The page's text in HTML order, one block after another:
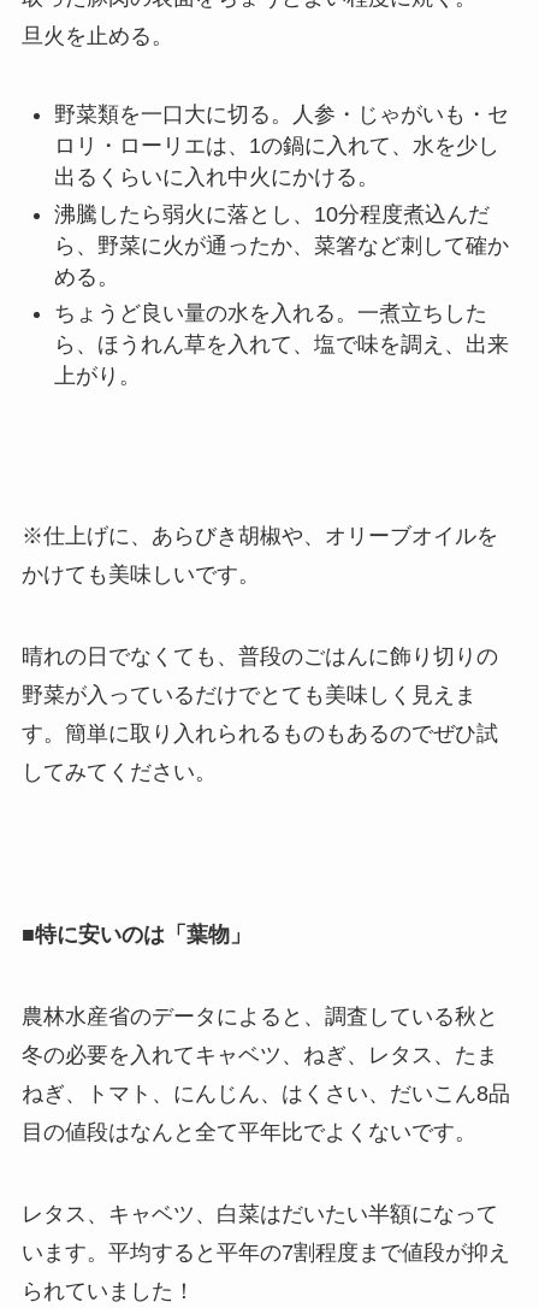
旦火を止める。
野菜類を一口大に切る。人参・じゃがいも・セ
ロリ・ローリエは、1の鍋に入れて、水を少し
出るくらいに入れ中火にかける。
沸騰したら弱火に落とし、10分程度煮込んだ
ら、野菜に火が通ったか、菜箸など刺して確か
める。
ちょうど良い量の水を入れる。一煮立ちした
ら、ほうれん草を入れて、塩で味を調え、出来
上がり。
※仕上げに、あらびき胡椒や、オリーブオイルを
かけても美味しいです。
晴れの日でなくても、普段のごはんに飾り切りの
野菜が入っているだけでとても美味しく見えま
す。簡単に取り入れられるものもあるのでぜひ試
してみてください。
■特に安いのは「葉物」
農林水産省のデータによると、調査している秋と
冬の必要を入れてキャベツ、ねぎ、レタス、たま
ねぎ、トマト、にんじん、はくさい、だいこん8品
目の値段はなんと全て平年比でよくないです。
レタス、キャベツ、白菜はだいたい半額になって
います。平均すると平年の7割程度まで値段が抑え
られていました！